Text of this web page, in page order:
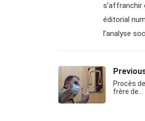
s’affranchir
éditorial
l’analyse
Procès
frère de…